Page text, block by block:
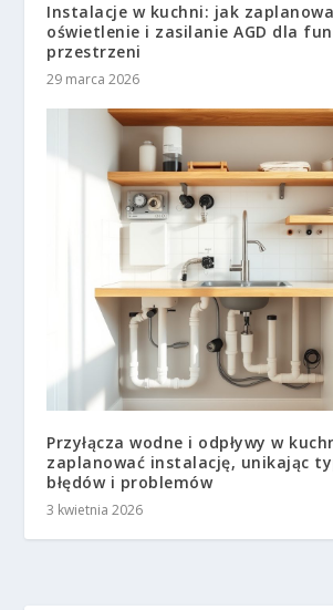
Instalacje w kuchni: jak
oświetlenie i zasilanie AGD dla
przestrzeni
29 marca 2026
Przyłącza wodne i odpływy w
zaplanować instalację, unikając
błędów i problemów
3 kwietnia 2026